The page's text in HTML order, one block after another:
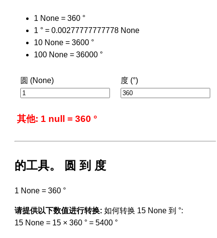
1 None = 360 °
1 ° = 0.00277777777778 None
10 None = 3600 °
100 None = 36000 °
圆 (None) 度 (°)
其他: 1 null = 360 °
的工具。 圆 到 度
1 None = 360 °
请提供以下数值进行转换: 如何转换 15 None 到 °:
15 None = 15 × 360 ° = 5400 °